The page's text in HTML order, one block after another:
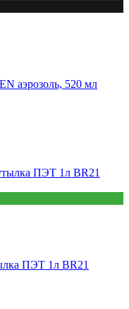
аэрозоль, 520 мл
ПЭТ 1л BR21